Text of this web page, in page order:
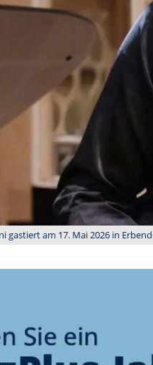
gastiert am 17. Mai 2026 in